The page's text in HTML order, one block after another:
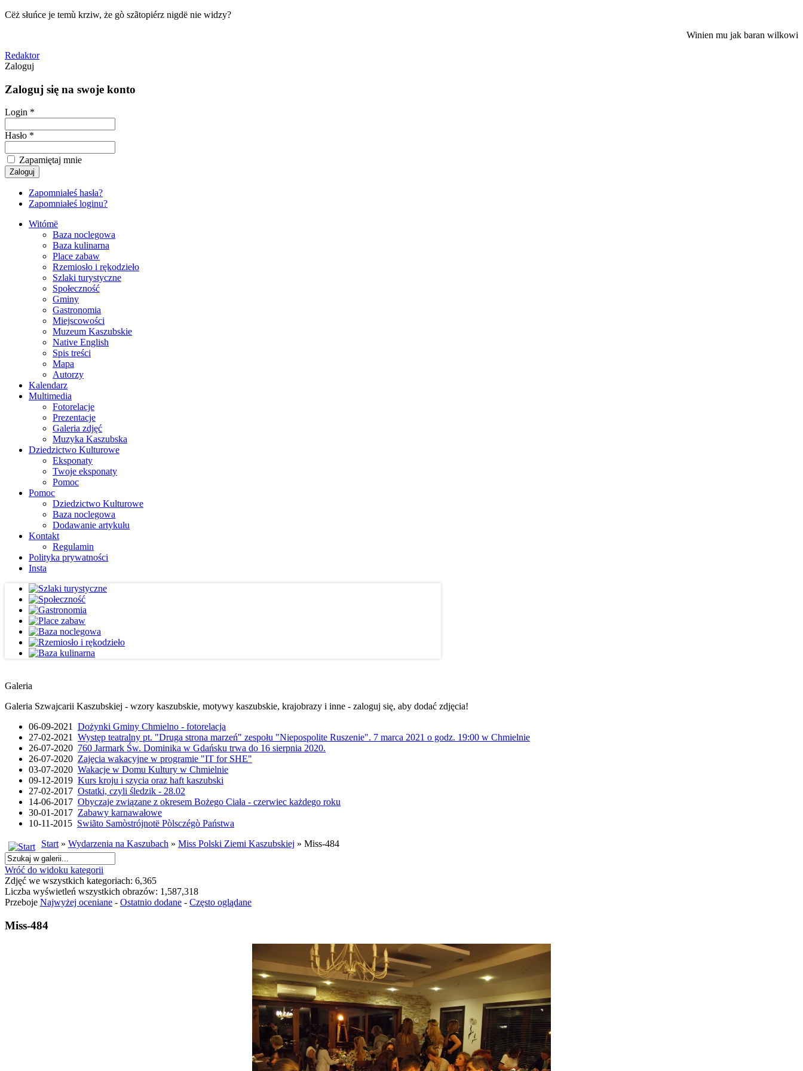
Cëż słuńce je temù krziw, że gò szãtopiérz nigdë nie widzy?
Winien mu jak baran wilkowi
Redaktor
Zaloguj
Zaloguj się na swoje konto
Login *
Hasło *
Zapamiętaj mnie
Zapomniałeś hasła?
Zapomniałeś loginu?
Witómë
Baza noclegowa
Baza kulinarna
Place zabaw
Rzemiosło i rękodzieło
Szlaki turystyczne
Społeczność
Gminy
Gastronomia
Miejscowości
Muzeum Kaszubskie
Native English
Spis treści
Mapa
Autorzy
Kalendarz
Multimedia
Fotorelacje
Prezentacje
Galeria zdjęć
Muzyka Kaszubska
Dziedzictwo Kulturowe
Eksponaty
Twoje eksponaty
Pomoc
Pomoc
Dziedzictwo Kulturowe
Baza noclegowa
Dodawanie artykułu
Kontakt
Regulamin
Polityka prywatności
Insta
Galeria
Galeria Szwajcarii Kaszubskiej - wzory kaszubskie, motywy kaszubskie, krajobrazy i inne - zaloguj się, aby dodać zdjęcia!
06-09-2021 Dożynki Gminy Chmielno - fotorelacja
27-02-2021 Występ teatralny pt. "Druga strona marzeń" zespołu "Niepospolite Ruszenie". 7 marca 2021 o godz. 19:00 w Chmielnie
26-07-2020 760 Jarmark Św. Dominika w Gdańsku trwa do 16 sierpnia 2020.
26-07-2020 Zajęcia wakacyjne w programie "IT for SHE"
03-07-2020 Wakacje w Domu Kultury w Chmielnie
09-12-2019 Kurs kroju i szycia oraz haft kaszubski
27-02-2017 Ostatki, czyli śledzik - 28.02
14-06-2017 Obyczaje związane z okresem Bożego Ciała - czerwiec każdego roku
30-01-2017 Zabawy karnawałowe
10-11-2015 Swiãto Samòstrójnotë Pòlsczégò Państwa
Start» Wydarzenia na Kaszubach » Miss Polski Ziemi Kaszubskiej » Miss-484
Wróć do widoku kategorii
Zdjęć we wszystkich kategoriach: 6,365
Liczba wyświetleń wszystkich obrazów: 1,587,318
Przeboje Najwyżej oceniane - Ostatnio dodane - Często oglądane
Miss-484